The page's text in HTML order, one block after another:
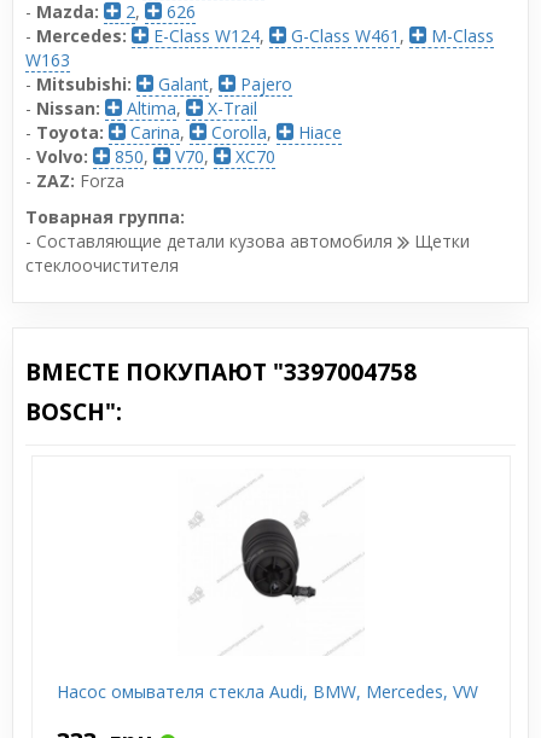
- Mazda: 2,
626
- Mercedes: E-Class W124, G-Class W461 ,
M-Class
W163
- Mitsubishi: Galant,
Pajero
- Nissan: Altima,
X-Trail
- Toyota: Carina, Corolla,
Hiace
- Volvo: 850, V70,
XC70
- ZAZ: Forza
Товарная группа:
- Составляющие детали кузова автомобиля
Щетки
стеклоочистителя
ВМЕСТЕ ПОКУПАЮТ "3397004758
BOSCH":
Насос омывателя стекла Audi, BMW, Mercedes, VW